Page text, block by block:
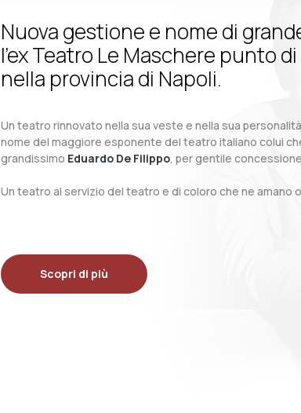
Nuova gestione e nome di
l’ex Teatro Le Maschere punto
nella provincia di Napoli.
Un teatro rinnovato nella sua veste e nella sua
nome del maggiore esponente del teatro italiano colui
grandissimo Eduardo De Filippo, per gentile
Un teatro al servizio del teatro e di coloro che ne amano
Scopri di più